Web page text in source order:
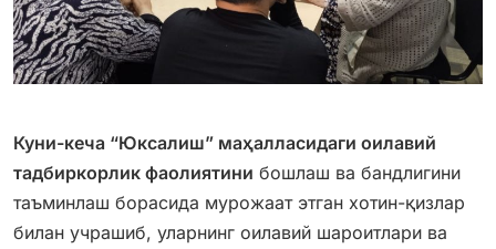
Куни-кеча “Юксалиш” маҳалласидаги оилавий
тадбиркорлик фаолиятини бошлаш ва бандлигини
таъминлаш борасида мурожаат этган хотин-қизлар
билан учрашиб, уларнинг оилавий шароитлари ва